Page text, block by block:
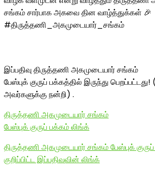
சங்கம் சார்பாக அகவை தின வாழ்த்துக்கள் 🎉
#திருத்தணி_அகமுடையார்_சங்கம்
இப்பதிவு திருத்தணி அகமுடையார் சங்கம்
பேஸ்புக் குருப் பக்கத்தில் இருந்து
அவர்களுக்கு நன்றி) .
திருத்தணி அகமுடையார் சங்கம்
பேஸ்புக் குருப் பக்கம் லிங்க்
திருத்தணி அகமுடையார் சங்கம் பேஸ்புக்
குறிப்பிட்ட இப்பதிவுவின் லிங்க்